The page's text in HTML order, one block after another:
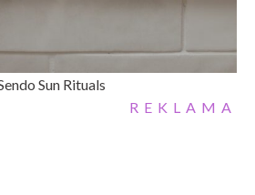
Sun Rituals
REKLAMA